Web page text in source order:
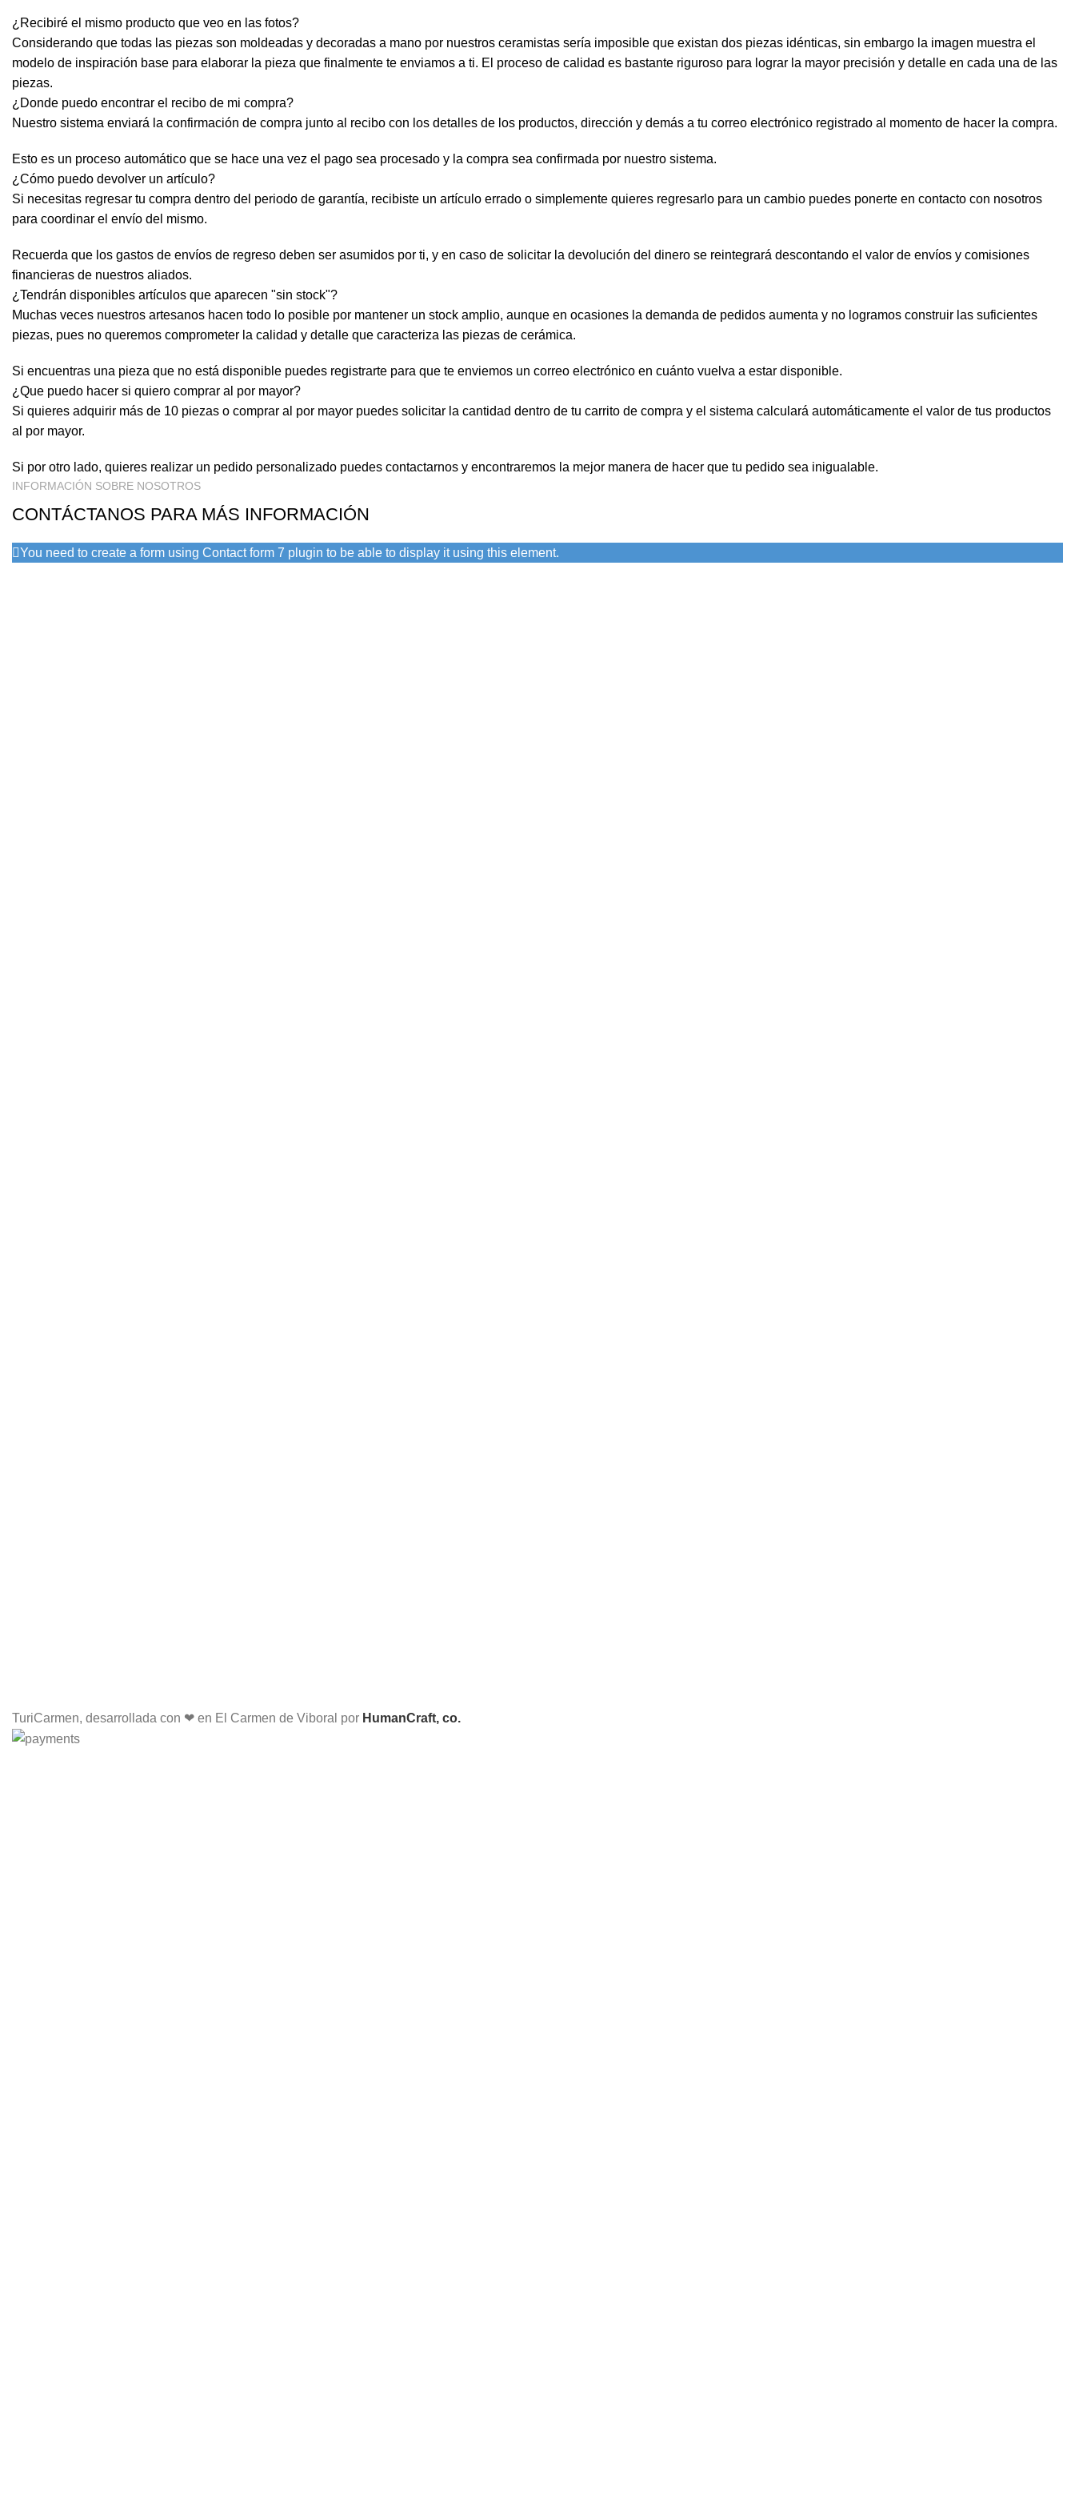
¿Recibiré el mismo producto que veo en las fotos?
Considerando que todas las piezas son moldeadas y decoradas a mano por nuestros ceramistas sería imposible que existan dos piezas idénticas, sin embargo la imagen muestra el
modelo de inspiración base para elaborar la pieza que finalmente te enviamos a ti. El proceso de calidad es bastante riguroso para lograr la mayor precisión y detalle en cada una de las
piezas.
¿Donde puedo encontrar el recibo de mi compra?
Nuestro sistema enviará la confirmación de compra junto al recibo con los detalles de los productos, dirección y demás a tu correo electrónico registrado al momento de hacer la compra.
Esto es un proceso automático que se hace una vez el pago sea procesado y la compra sea confirmada por nuestro sistema.
¿Cómo puedo devolver un artículo?
Si necesitas regresar tu compra dentro del periodo de garantía, recibiste un artículo errado o simplemente quieres regresarlo para un cambio puedes ponerte en contacto con nosotros
para coordinar el envío del mismo.
Recuerda que los gastos de envíos de regreso deben ser asumidos por ti, y en caso de solicitar la devolución del dinero se reintegrará descontando el valor de envíos y comisiones
financieras de nuestros aliados.
¿Tendrán disponibles artículos que aparecen "sin stock"?
Muchas veces nuestros artesanos hacen todo lo posible por mantener un stock amplio, aunque en ocasiones la demanda de pedidos aumenta y no logramos construir las suficientes
piezas, pues no queremos comprometer la calidad y detalle que caracteriza las piezas de cerámica.
Si encuentras una pieza que no está disponible puedes registrarte para que te enviemos un correo electrónico en cuánto vuelva a estar disponible.
¿Que puedo hacer si quiero comprar al por mayor?
Si quieres adquirir más de 10 piezas o comprar al por mayor puedes solicitar la cantidad dentro de tu carrito de compra y el sistema calculará automáticamente el valor de tus productos
al por mayor.
Si por otro lado, quieres realizar un pedido personalizado puedes contactarnos y encontraremos la mejor manera de hacer que tu pedido sea inigualable.
INFORMACIÓN SOBRE NOSOTROS
CONTÁCTANOS PARA MÁS INFORMACIÓN
You need to create a form using Contact form 7 plugin to be able to display it using this element.
TuriCarmen, desarrollada con ❤ en El Carmen de Viboral por HumanCraft, co.